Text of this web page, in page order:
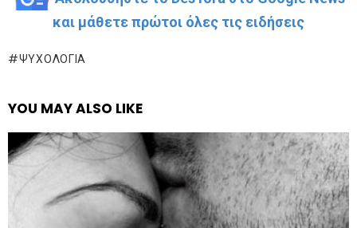
και μάθετε πρώτοι όλες τις ειδήσεις
ΨΥΧΟΛΟΓΊΑ
YOU MAY ALSO LIKE